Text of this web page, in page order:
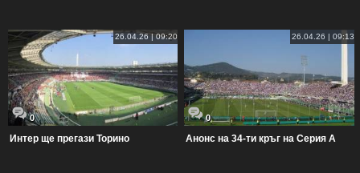
26.04.26 | 09:20
0
Интер ще прегази Торино
26.04.26 | 09:13
0
Анонс на 34-ти кръг на Серия А